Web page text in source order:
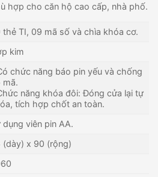
hợp cho căn hộ cao cấp, nhà phố.
thẻ TI, 09 mã số và chìa khóa cơ.
kim
chức năng báo pin yếu và chống
mã.
năng khóa đôi: Đóng cửa lại tự
tích hợp chốt an toàn.
dụng viên pin AA.
(dày) x 90 (rộng)